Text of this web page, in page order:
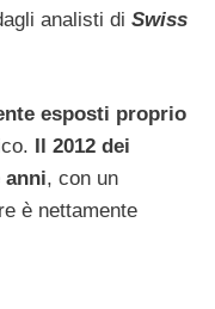
analisti di Swiss
esposti proprio
Il 2012 dei
, con un
è nettamente